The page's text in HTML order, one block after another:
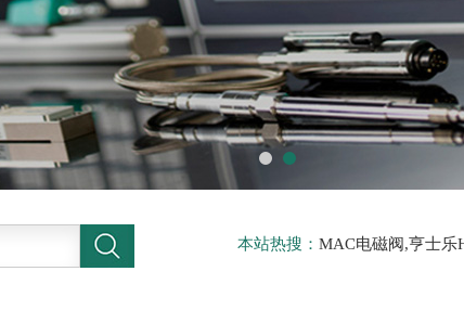
本站热搜： MAC电磁阀,亨士乐